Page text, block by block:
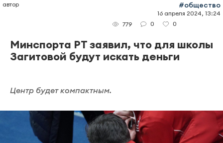
автор #общество
16 апреля 2024, 13:24
779
0 0
Минспорта РТ заявил, что для школы
Загитовой будут искать деньги
Центр будет компактным.